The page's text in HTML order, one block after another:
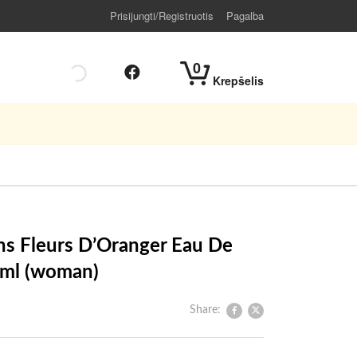
Prisijungti/Registruotis Pagalba
0
Krepšelis
Fleurs D’Oranger Eau De
(woman)
Share: